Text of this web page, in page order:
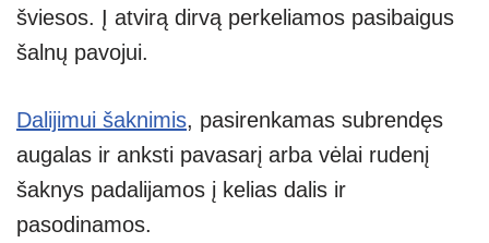
šviesos. Į atvirą dirvą perkeliamos pasibaigus
šalnų pavojui.
Dalijimui šaknimis, pasirenkamas subrendęs
augalas ir anksti pavasarį arba vėlai rudenį
šaknys padalijamos į kelias dalis ir
pasodinamos.